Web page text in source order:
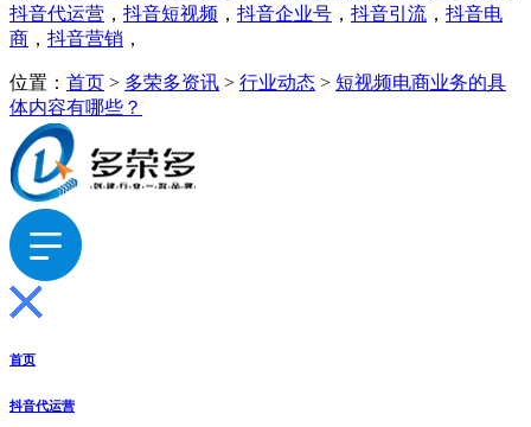
抖音代运营 ， 抖音短视频 ， 抖音企业号 ， 抖音引流 ， 抖音电
商 ， 抖音营销 ，
位置： 首页 > 多荣多资讯 > 行业动态 > 短视频电商业务的具
体内容有哪些？
首页
抖音代运营